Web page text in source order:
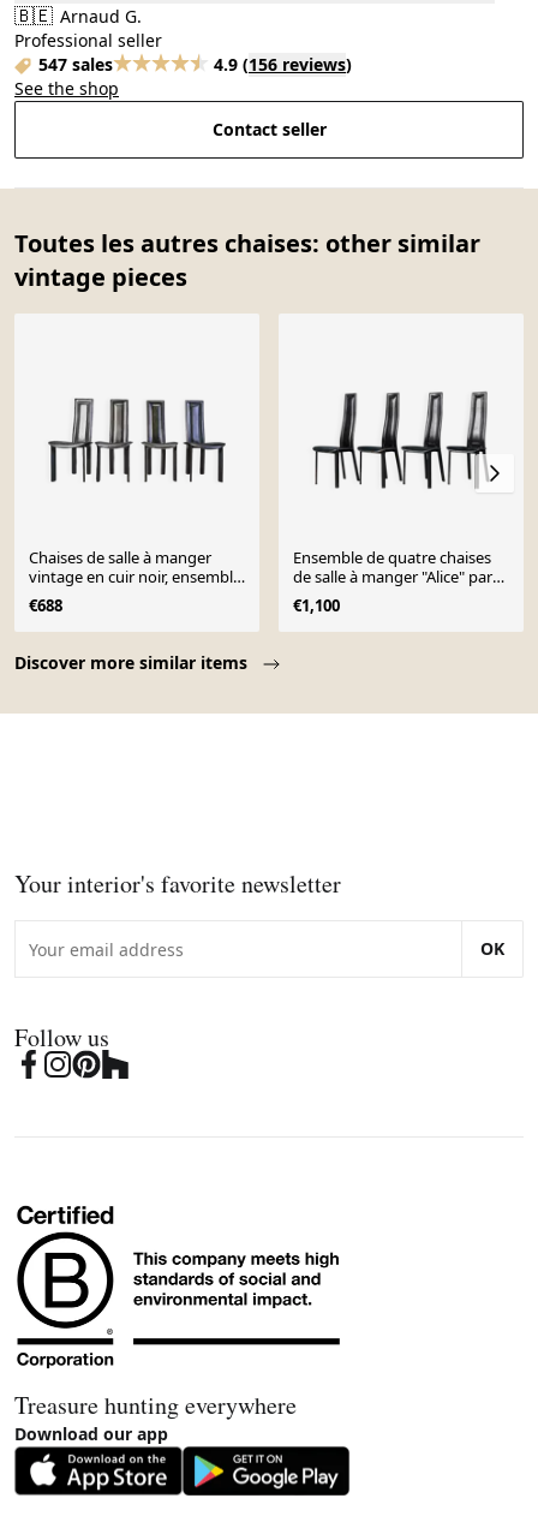
🇧🇪 Arnaud G.
Professional seller
547 sales
4.9 (156 reviews)
See the shop
Contact seller
Toutes les autres chaises: other similar
vintage pieces
Discover more similar items
Chaises de salle à manger
vintage en cuir noir, ensemble
de 4, années 1980.
€688
Ensemble de quatre chaises
de salle à manger "Alice" par
Giorgio Cattelan, XXe siècle.
€1,100
Your interior's favorite newsletter
OK
Follow us
Treasure hunting everywhere
Download our app